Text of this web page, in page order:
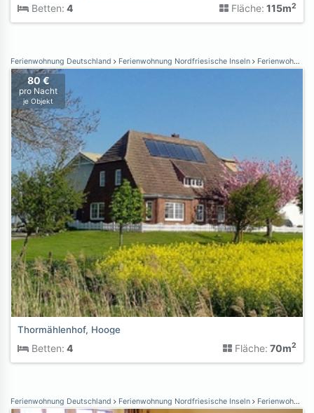
Betten: 4 Fläche: 115m2
Ferienwohnung Deutschland Ferienwohnung Nordfriesische Inseln Ferienwohnung Nordstrand
80 €
pro Nacht
je Objekt
Thormählenhof, Hooge
Betten: 4 Fläche: 70m2
Ferienwohnung Deutschland Ferienwohnung Nordfriesische Inseln Ferienwohnung Föhr